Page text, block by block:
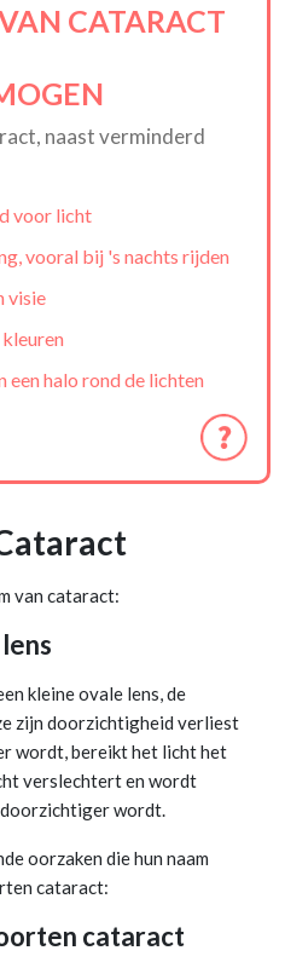
CATARACT
naast verminderd
voor licht
vooral bij 's nachts rijden
visie
een halo rond de lichten
van cataract:
kleine ovale lens, de
zijn doorzichtigheid verliest
wordt, bereikt het licht het
verslechtert en wordt
wordt.
oorzaken die hun naam
cataract:
cataract